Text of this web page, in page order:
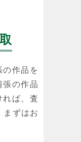
作品を
張の作品
れば、査
まずはお